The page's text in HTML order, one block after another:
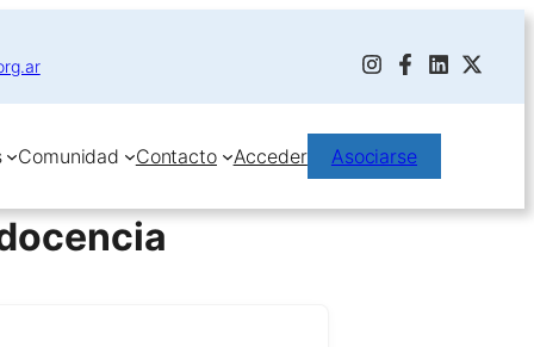
Comunidad Contacto Acceder Asociarse